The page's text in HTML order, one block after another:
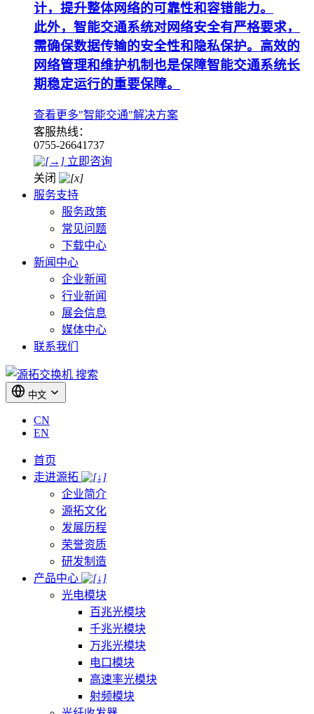
计，提升整体网络的可靠性和容错能力。
此外，智能交通系统对网络安全有严格要求，
需确保数据传输的安全性和隐私保护。高效的
网络管理和维护机制也是保障智能交通系统长
期稳定运行的重要保障。
查看更多"智能交通"解决方案
客服热线：
0755-26641737
立即咨询
关闭
服务支持
服务政策
常见问题
下载中心
新闻中心
企业新闻
行业新闻
展会信息
媒体中心
联系我们
搜索
中文
CN
EN
首页
走进源拓
企业简介
源拓文化
发展历程
荣誉资质
研发制造
产品中心
光电模块
百兆光模块
千兆光模块
万兆光模块
电口模块
高速率光模块
射频模块